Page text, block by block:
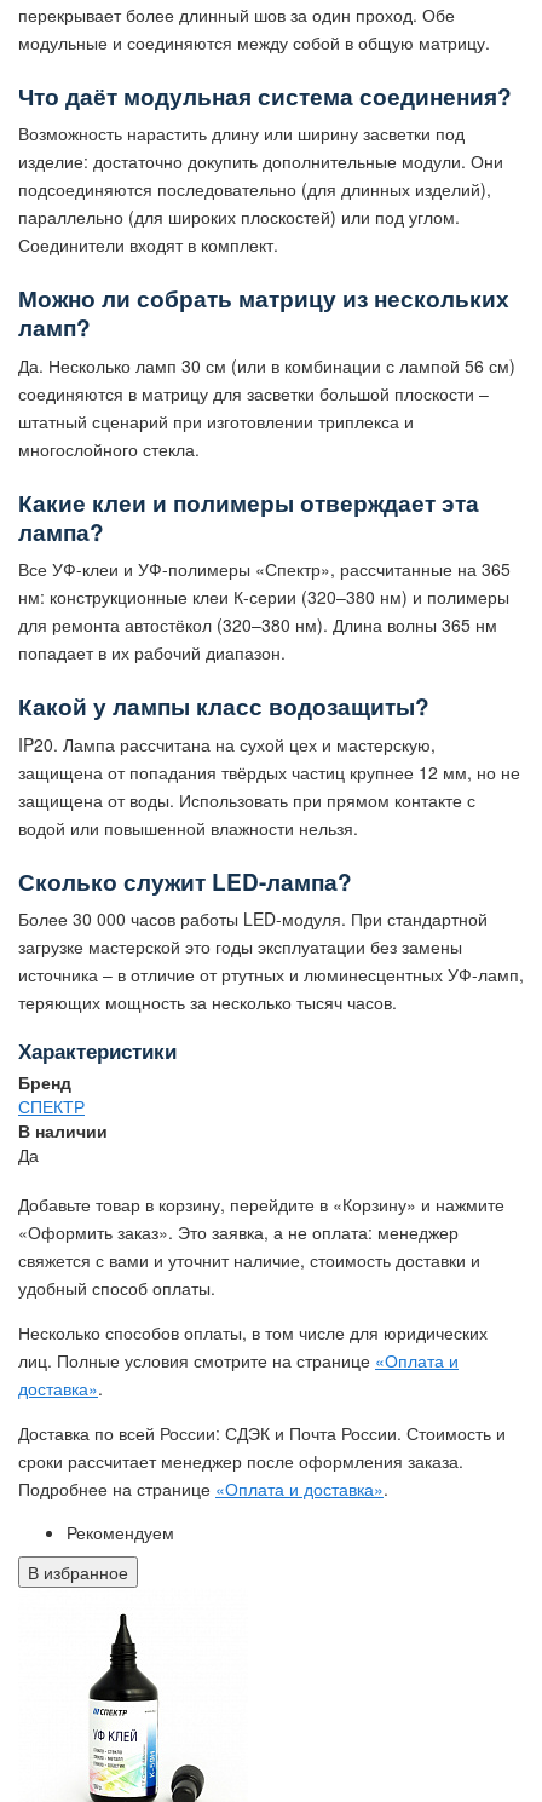
перекрывает более длинный шов за один проход. Обе
модульные и соединяются между собой в общую матрицу.
Что даёт модульная система соединения?
Возможность нарастить длину или ширину засветки под
изделие: достаточно докупить дополнительные модули. Они
подсоединяются последовательно (для длинных изделий),
параллельно (для широких плоскостей) или под углом.
Соединители входят в комплект.
Можно ли собрать матрицу из нескольких
ламп?
Да. Несколько ламп 30 см (или в комбинации с лампой 56 см)
соединяются в матрицу для засветки большой плоскости –
штатный сценарий при изготовлении триплекса и
многослойного стекла.
Какие клеи и полимеры отверждает эта
лампа?
Все УФ-клеи и УФ-полимеры «Спектр», рассчитанные на 365
нм: конструкционные клеи К-серии (320–380 нм) и полимеры
для ремонта автостёкол (320–380 нм). Длина волны 365 нм
попадает в их рабочий диапазон.
Какой у лампы класс водозащиты?
IP20. Лампа рассчитана на сухой цех и мастерскую,
защищена от попадания твёрдых частиц крупнее 12 мм, но не
защищена от воды. Использовать при прямом контакте с
водой или повышенной влажности нельзя.
Сколько служит LED-лампа?
Более 30 000 часов работы LED-модуля. При стандартной
загрузке мастерской это годы эксплуатации без замены
источника – в отличие от ртутных и люминесцентных УФ-ламп,
теряющих мощность за несколько тысяч часов.
Характеристики
Бренд
СПЕКТР
В наличии
Да
Добавьте товар в корзину, перейдите в «Корзину» и нажмите
«Оформить заказ». Это заявка, а не оплата: менеджер
свяжется с вами и уточнит наличие, стоимость доставки и
удобный способ оплаты.
Несколько способов оплаты, в том числе для юридических
лиц. Полные условия смотрите на странице «Оплата и
доставка».
Доставка по всей России: СДЭК и Почта России. Стоимость и
сроки рассчитает менеджер после оформления заказа.
Подробнее на странице «Оплата и доставка».
Рекомендуем
В избранное